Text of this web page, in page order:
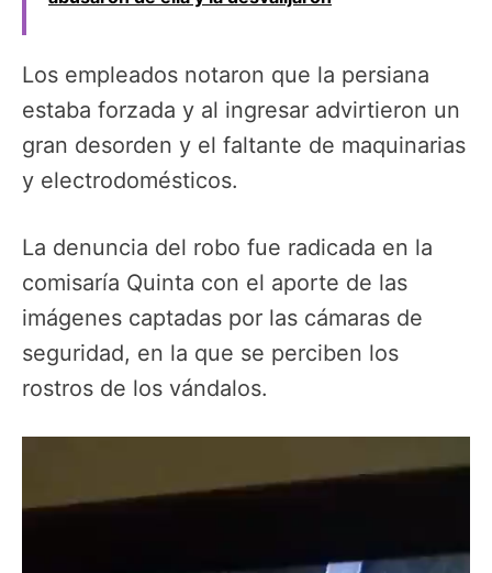
Los empleados notaron que la persiana
estaba forzada y al ingresar advirtieron un
gran desorden y el faltante de maquinarias
y electrodomésticos.
La denuncia del robo fue radicada en la
comisaría Quinta con el aporte de las
imágenes captadas por las cámaras de
seguridad, en la que se perciben los
rostros de los vándalos.